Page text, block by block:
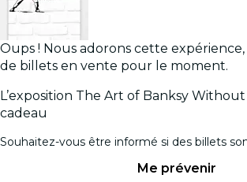
Oups ! Nous adorons cette expérience,
de billets en vente pour le moment.
L’exposition The Art of Banksy
cadeau
Souhaitez-vous être informé si des billets
Me prévenir